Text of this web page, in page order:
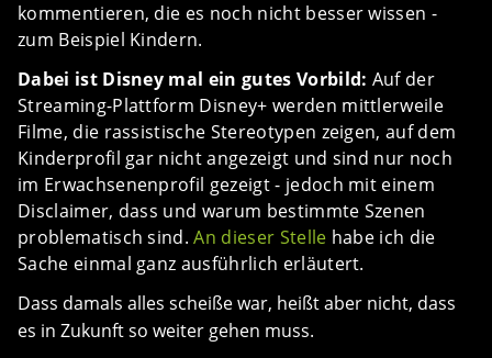
kommentieren, die es noch nicht besser wissen -
zum Beispiel Kindern.
Dabei ist Disney mal ein gutes Vorbild: Auf der
Streaming-Plattform Disney+ werden mittlerweile
Filme, die rassistische Stereotypen zeigen, auf dem
Kinderprofil gar nicht angezeigt und sind nur noch
im Erwachsenenprofil gezeigt - jedoch mit einem
Disclaimer, dass und warum bestimmte Szenen
problematisch sind.An dieser Stelle habe ich die
Sache einmal ganz ausführlich erläutert.
Dass damals alles scheiße war, heißt aber nicht, dass
es in Zukunft so weiter gehen muss.